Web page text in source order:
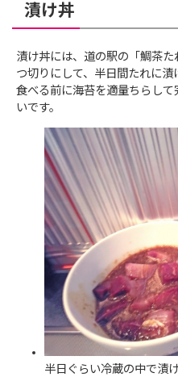
漬け丼
漬け丼には、道の駅の「鯛茶
つ切りにして、半日間たれに漬
食べる前に海苔を適量ちらし
いです。
半日ぐらい冷蔵の中で漬